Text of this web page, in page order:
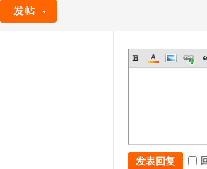
发表回复